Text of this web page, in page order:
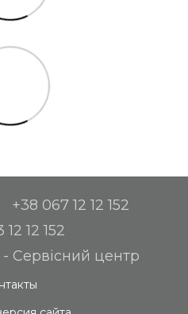
+38 067 12 12 152
12 152
- Сервісний центр